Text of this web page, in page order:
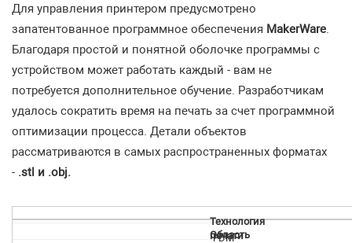
Для управления принтером предусмотрено
запатентованное программное обеспечения MakerWare
Благодаря простой и понятной оболочке программы с
устройством может работать каждый - вам не
потребуется дополнительное обучение. Разработчикам
удалось сократить время на печать за счет программной
оптимизации процесса. Детали объектов
рассматриваются в самых распространенных форматах
- .stl и .obj.
Технология
печати
FDM
Область